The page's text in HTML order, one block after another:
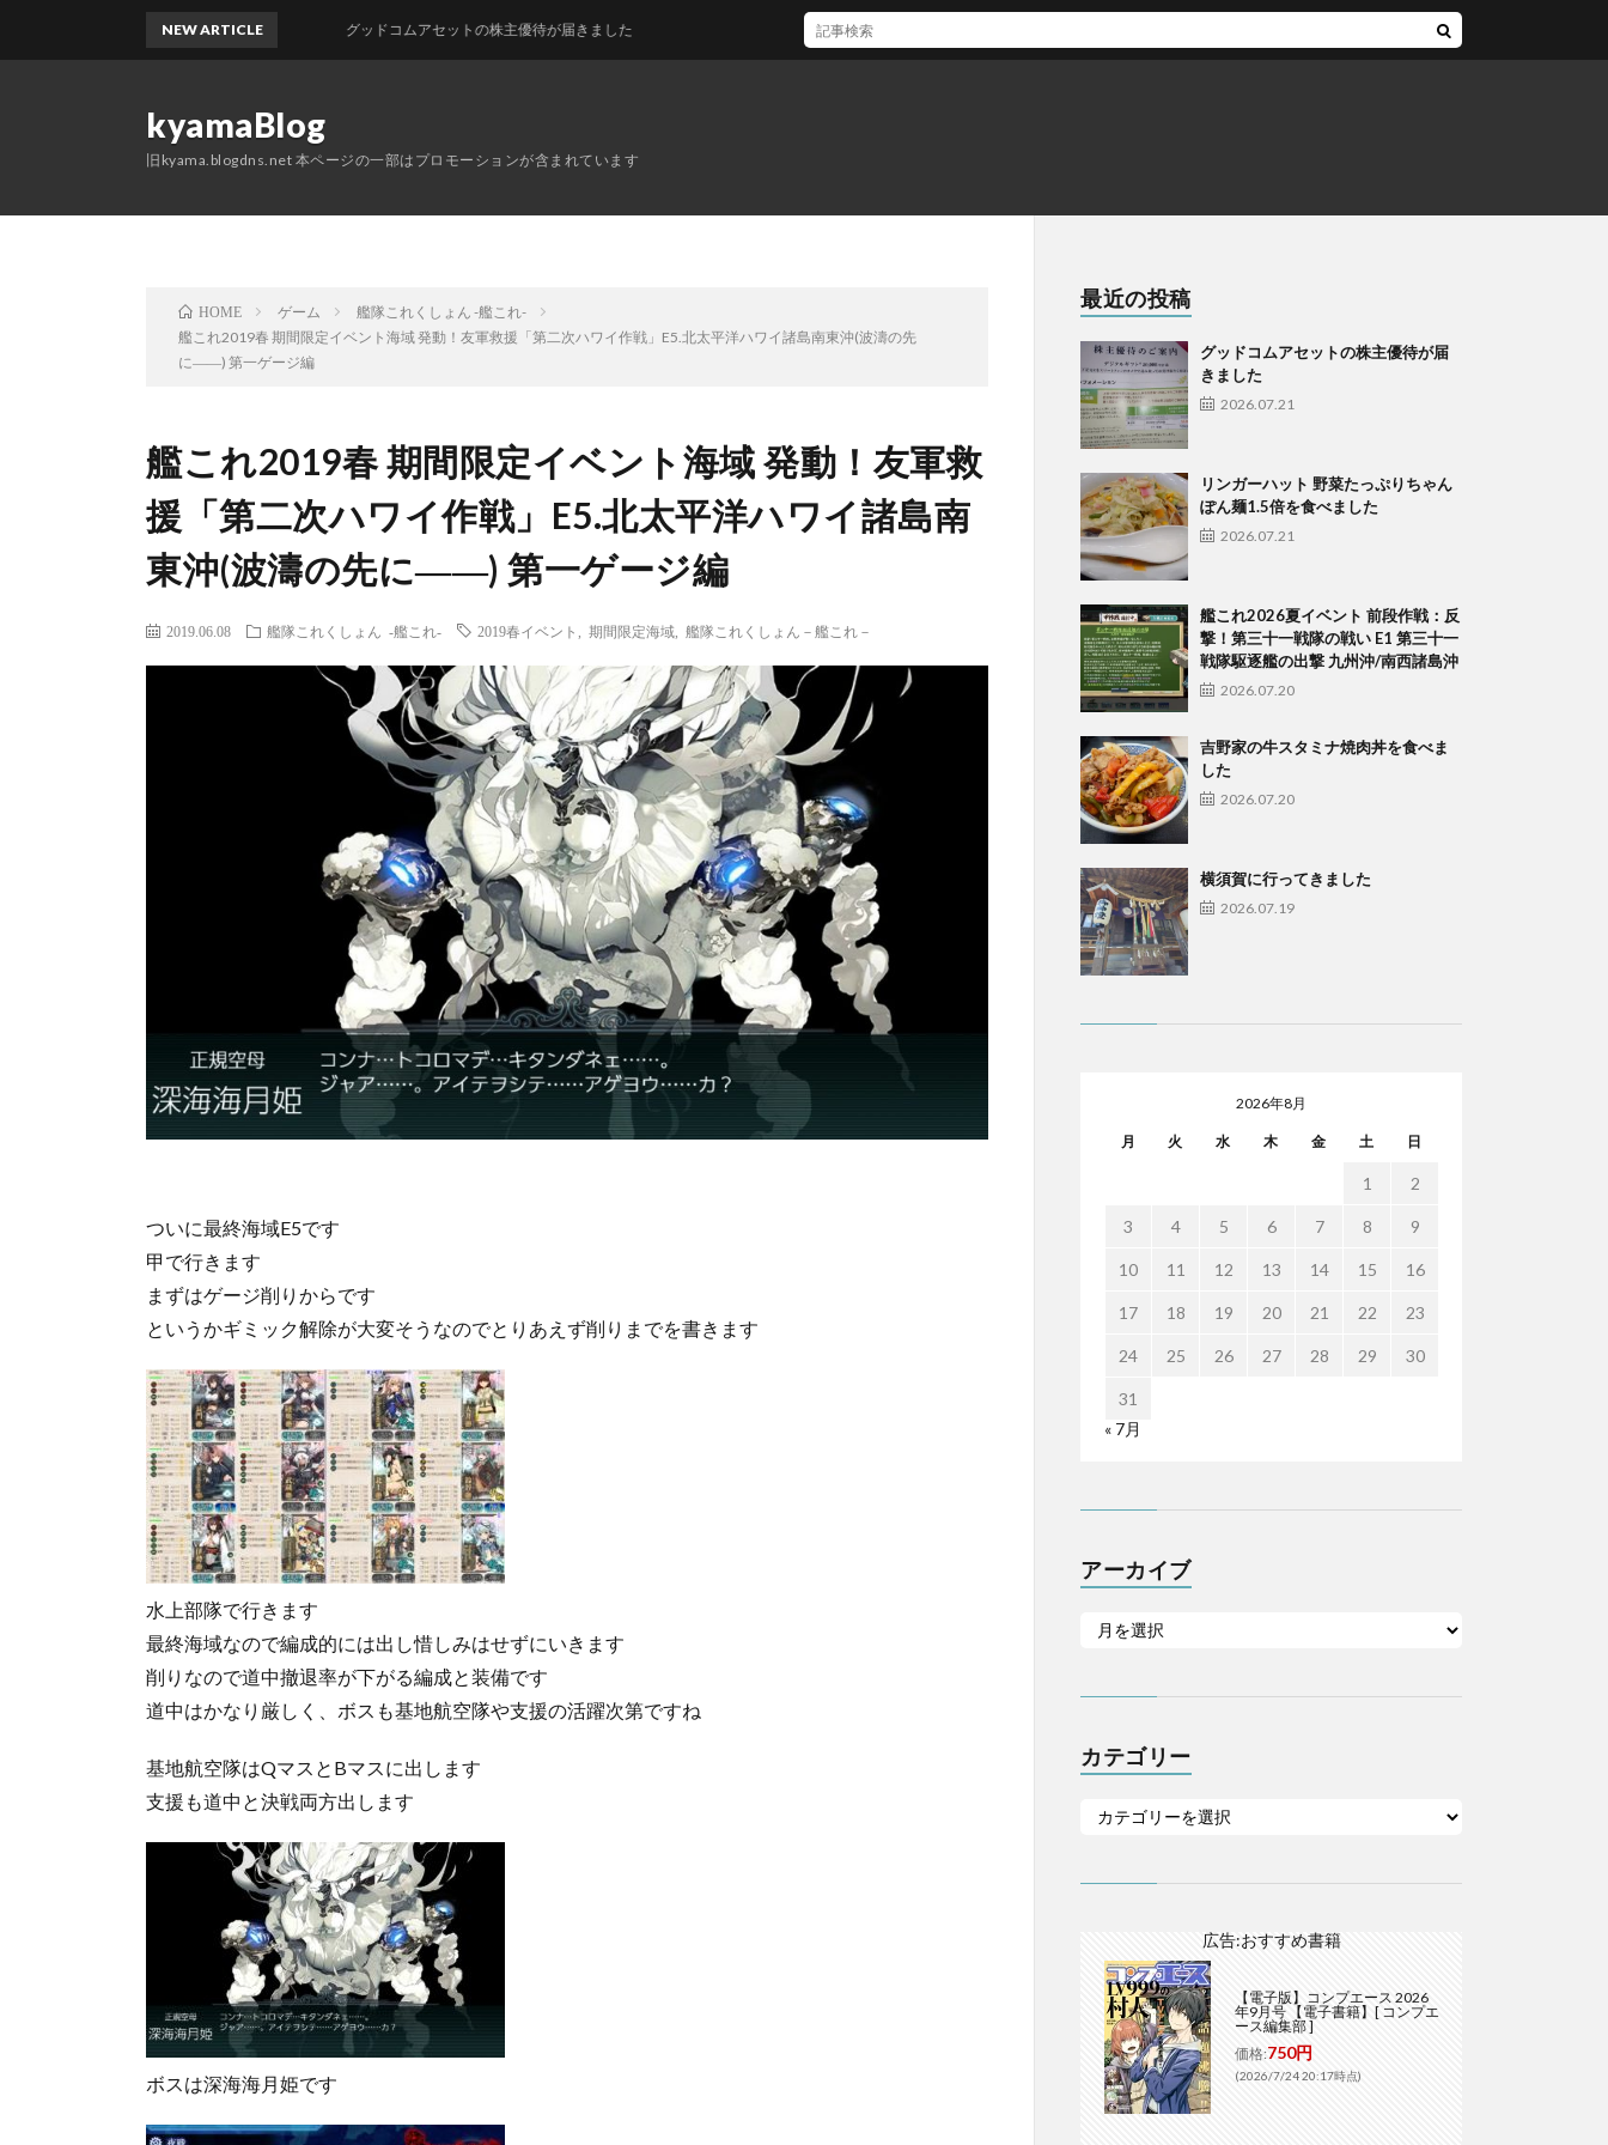
kyamaBlog
旧kyama.blogdns.net 本ページの一部はプロモーションが含まれています
NEW ARTICLE グッドコムアセットの株主優待が届きました
HOME ゲーム
艦隊これくしょん -艦これ-
艦これ2019春 期間限定イベント海域 発動！友軍救援「第二次ハワイ作戦」E5.北太平洋ハワイ諸島南東沖(波濤の先
に――) 第一ゲージ編
艦これ2019春 期間限定イベント海域 発動！友軍救
援「第二次ハワイ作戦」E5.北太平洋ハワイ諸島南
東沖(波濤の先に――) 第一ゲージ編
2019.06.08 艦隊これくしょん -艦これ- 2019春イベント 期間限定海域 艦隊これくしょん－艦これ－
ついに最終海域E5です
甲で行きます
まずはゲージ削りからです
というかギミック解除が大変そうなのでとりあえず削りまでを書きます
水上部隊で行きます
最終海域なので編成的には出し惜しみはせずにいきます
削りなので道中撤退率が下がる編成と装備です
道中はかなり厳しく、ボスも基地航空隊や支援の活躍次第ですね
基地航空隊はQマスとBマスに出します
支援も道中と決戦両方出します
ボスは深海海月姫です
最近の投稿
グッドコムアセットの株主優待が届
きました
2026.07.21
リンガーハット 野菜たっぷりちゃん
ぽん麺1.5倍を食べました
2026.07.21
艦これ2026夏イベント 前段作戦：反
撃！第三十一戦隊の戦い E1 第三十一
戦隊駆逐艦の出撃 九州沖/南西諸島沖
2026.07.20
吉野家の牛スタミナ焼肉丼を食べま
した
2026.07.20
横須賀に行ってきました
2026.07.19
2026年8月
月 火 水 木 金 土 日
1 2
3 4 5 6 7 8 9
10 11 12 13 14 15 16
17 18 19 20 21 22 23
24 25 26 27 28 29 30
31
« 7月
アーカイブ
カテゴリー
広告:おすすめ書籍
【電子版】コンプエース 2026
年9月号 【電子書籍】[ コンプエ
ース編集部 ]
価格:750円
(2026/7/24 20:17時点)